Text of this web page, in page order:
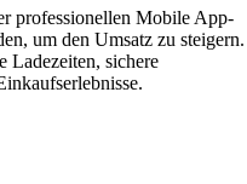
professionellen Mobile App-
um den Umsatz zu steigern.
Ladezeiten, sichere